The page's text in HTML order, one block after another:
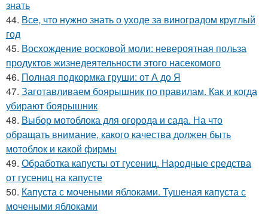
знать
44. Все, что нужно знать о уходе за виноградом круглый
год
45. Восхождение восковой моли: невероятная польза
продуктов жизнедеятельности этого насекомого
46. Полная подкормка груши: от А до Я
47. Заготавливаем боярышник по правилам. Как и когда
убирают боярышник
48. Выбор мотоблока для огорода и сада. На что
обращать внимание, какого качества должен быть
мотоблок и какой фирмы
49. Обработка капусты от гусениц. Народные средства
от гусениц на капусте
50. Капуста с мочеными яблоками. Тушеная капуста с
мочеными яблоками